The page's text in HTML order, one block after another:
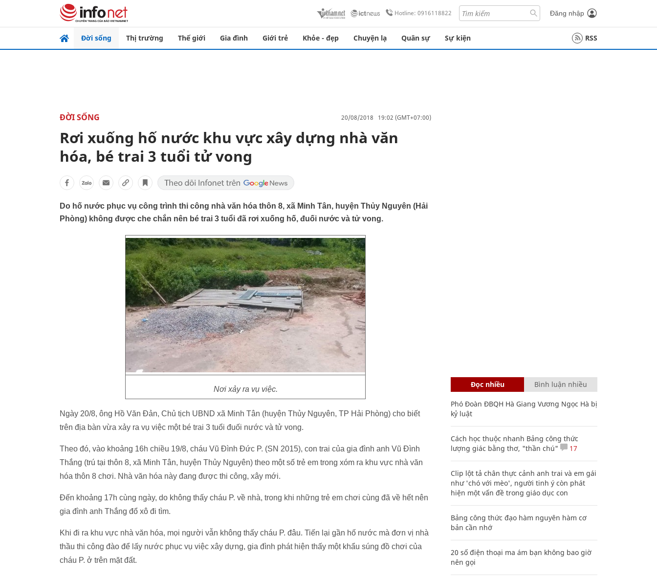
Hotline: 0916118822 Đăng nhập
Đời sống Thị trường Thế giới Gia đình Giới trẻ Khỏe - đẹp Chuyện lạ Quân sự Sự kiện RSS
ĐỜI SỐNG 20/08/2018 19:02 (GMT+07:00)
Rơi xuống hố nước khu vực xây dựng nhà văn
hóa, bé trai 3 tuổi tử vong
Do hố nước phục vụ công trình thi công nhà văn hóa thôn 8, xã Minh Tân, huyện Thủy Nguyên (Hải
Phòng) không được che chắn nên bé trai 3 tuổi đã rơi xuống hố, đuối nước và tử vong.
Nơi xảy ra vụ việc.
Ngày 20/8, ông Hồ Văn Đản, Chủ tịch UBND xã Minh Tân (huyện Thủy Nguyên, TP Hải Phòng) cho biết
trên địa bàn vừa xảy ra vụ việc một bé trai 3 tuổi đuối nước và tử vong.
Theo đó, vào khoảng 16h chiều 19/8, cháu Vũ Đình Đức P. (SN 2015), con trai của gia đình anh Vũ Đình
Thắng (trú tại thôn 8, xã Minh Tân, huyện Thủy Nguyên) theo một số trẻ em trong xóm ra khu vực nhà văn
hóa thôn 8 chơi. Nhà văn hóa này đang được thi công, xây mới.
Đến khoảng 17h cùng ngày, do không thấy cháu P. về nhà, trong khi những trẻ em chơi cùng đã về hết nên
gia đình anh Thắng đổ xô đi tìm.
Khi đi ra khu vực nhà văn hóa, mọi người vẫn không thấy cháu P. đâu. Tiến lại gần hố nước mà đơn vị nhà
thầu thi công đào để lấy nước phục vụ việc xây dựng, gia đình phát hiện thấy một khẩu súng đồ chơi của
cháu P. ở trên mặt đất.
Đọc nhiều Bình luận nhiều
Phó Đoàn ĐBQH Hà Giang Vương Ngọc Hà bị
kỷ luật
Cách học thuộc nhanh Bảng công thức
lượng giác bằng thơ, "thần chú"
17
Clip lột tả chân thực cảnh anh trai và em gái
như 'chó với mèo', người tinh ý còn phát
hiện một vấn đề trong giáo dục con
Bảng công thức đạo hàm nguyên hàm cơ
bản cần nhớ
20 số điện thoại ma ám bạn không bao giờ
nên gọi